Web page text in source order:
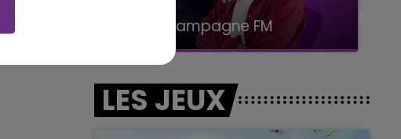
LA POP MACHINE - CHAMPAGNE FM
LES JEUX